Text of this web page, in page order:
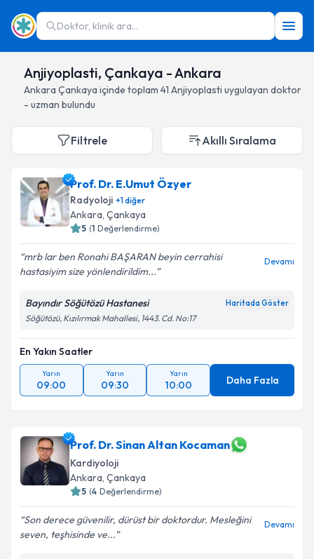
Doktor, klinik ara...
Anjiyoplasti, Çankaya - Ankara
Ankara Çankaya içinde toplam 41 Anjiyoplasti uygulayan doktor
- uzman bulundu
Filtrele Akıllı Sıralama
Prof. Dr. E.Umut Özyer
Radyoloji +1diğer
Ankara, Çankaya
5 (1 Değerlendirme)
mrb lar ben Ronahi BAŞARAN beyin cerrahisi
hastasiyim size yönlendirildim...
Devamı
Bayındır Söğütözü Hastanesi Haritada Göster
Söğütözü, Kızılırmak Mahallesi, 1443. Cd. No:17
En Yakın Saatler
Yarın
09:00
Yarın
09:30
Yarın
10:00 Daha Fazla
Prof. Dr. Sinan Altan Kocaman
Kardiyoloji
Ankara, Çankaya
5 (4 Değerlendirme)
Son derece güvenilir, dürüst bir doktordur. Mesleğini
seven, teşhisinde ve...
Devamı